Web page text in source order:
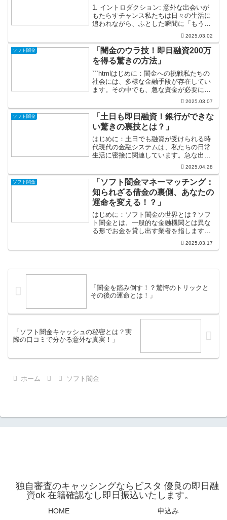
1. イントロダクション: 意外な出会いが
もたらすチャンス私たちは日々の生活に
追われながら、ふとした瞬間に「もう少
し良い人生が送れたのではないか」と感
じることがあります。そんな悩みを持つ
あなたにこそ、ソフト闇金という新たな
選択肢をお伝えした...
2025.03.02
ソフト闇金
「闇金のウラ技！即日融資200万
を得る驚きの方法」
```htmlはじめに：闇金への挑戦私たちの
社会には、多様な金融手段が存在してい
ます。その中でも、急な資金が必要にな
るとき、特に強く感じるのが選択肢の狭
さです。銀行からの融資は手続きが面倒
で時間もかかる。そんな時に思いつくの
が「闇金」という...
2025.03.07
ソフト闇金
「土日も即日融資！銀行ができな
い驚きの裏技とは？」
はじめに：土日でも融資が受けられる時
代現代の金融システムは、私たちの日常
生活に密接に関連しています。急な出費
や思わぬトラブルに直面することは誰に
融資が必要になることも多いでしょう。
「銀行は土日には営業して...
2025.04.28
ソフト闇金
「ソフト闇金マネーマッチング：
知られざる借金の裏側、あなたの
運命を変える！？」
はじめに：ソフト闇金の世界とは？ソフ
ト闇金とは、一般的な金融機関とは異な
る形でお金を貸し出す業者を指します。
「闇金」と聞くと、恐ろしい取り立ての
イメージが先行しますが、ソフト闇金は
2025.03.17
「闇金を踏み倒す！？驚愕のトリックと
その後の運命とは！」
「ソフト闇金キャッシュの秘密とは？実
際の口コミで分かる意外な真実！」
ホーム ソフト闇金
独自審査のキャッシングならビスタ 優良の即日融
資ok 在籍確認なし即日振込いたします。
HOME 申込み